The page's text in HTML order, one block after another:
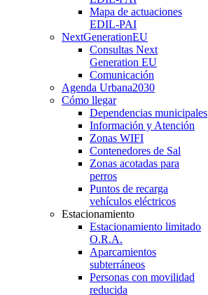
Mapa de actuaciones
EDIL-PAI
NextGenerationEU
Consultas Next
Generation EU
Comunicación
Agenda Urbana2030
Cómo llegar
Dependencias municipales
Información y Atención
Zonas WIFI
Contenedores de Sal
Zonas acotadas para
perros
Puntos de recarga
vehículos eléctricos
Estacionamiento
Estacionamiento limitado
O.R.A.
Aparcamientos
subterráneos
Personas con movilidad
reducida